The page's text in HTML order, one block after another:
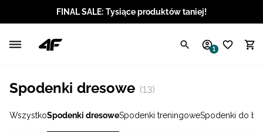
FINAL SALE: Tysiące produktów taniej!
1
Spodenki dresowe (13)
WszystkoSpodenki dresoweSpodenki treningoweSpodenki do
Angielski / USD
Angielski / GBP